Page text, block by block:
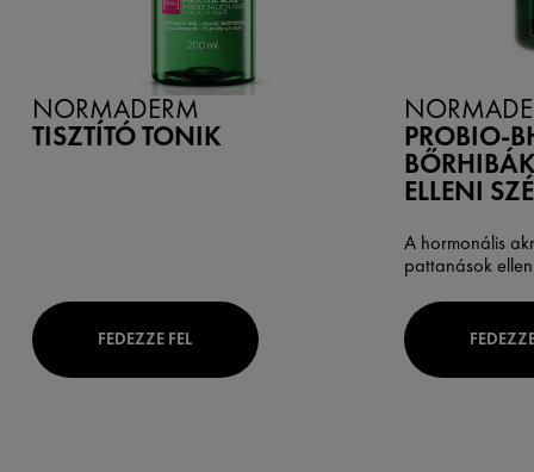
NORMADERM
TISZTÍTÓ TONIK
FEDEZZE FEL
PROBIO-
ELLENI
A hormonális
pattanások